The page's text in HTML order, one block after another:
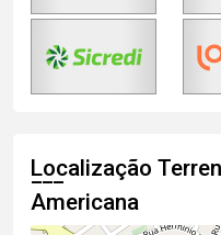
Localização
Americana